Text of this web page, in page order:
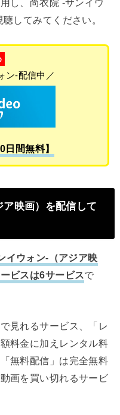
し、尚衣院 -サンイウ
してみてください。
ン-配信中／
日間無料】
映画）を配信して
イウォン-（アジア映
ビスは6サービスで
見れるサービス、「レ
料金に加えレンタル料
無料配信」は完全無料
画を買い切れるサービ